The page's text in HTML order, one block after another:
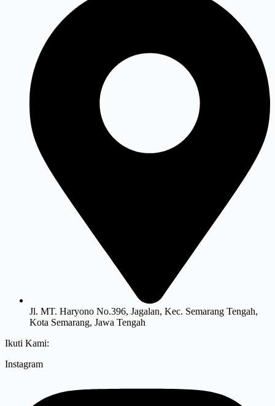
Jl. MT. Haryono No.396, Jagalan, Kec. Semarang Tengah,
Kota Semarang, Jawa Tengah
Ikuti Kami:
Instagram